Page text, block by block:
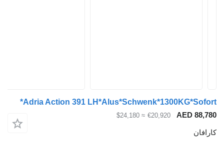
Adria Action 391
€20,920
≈ $24,180